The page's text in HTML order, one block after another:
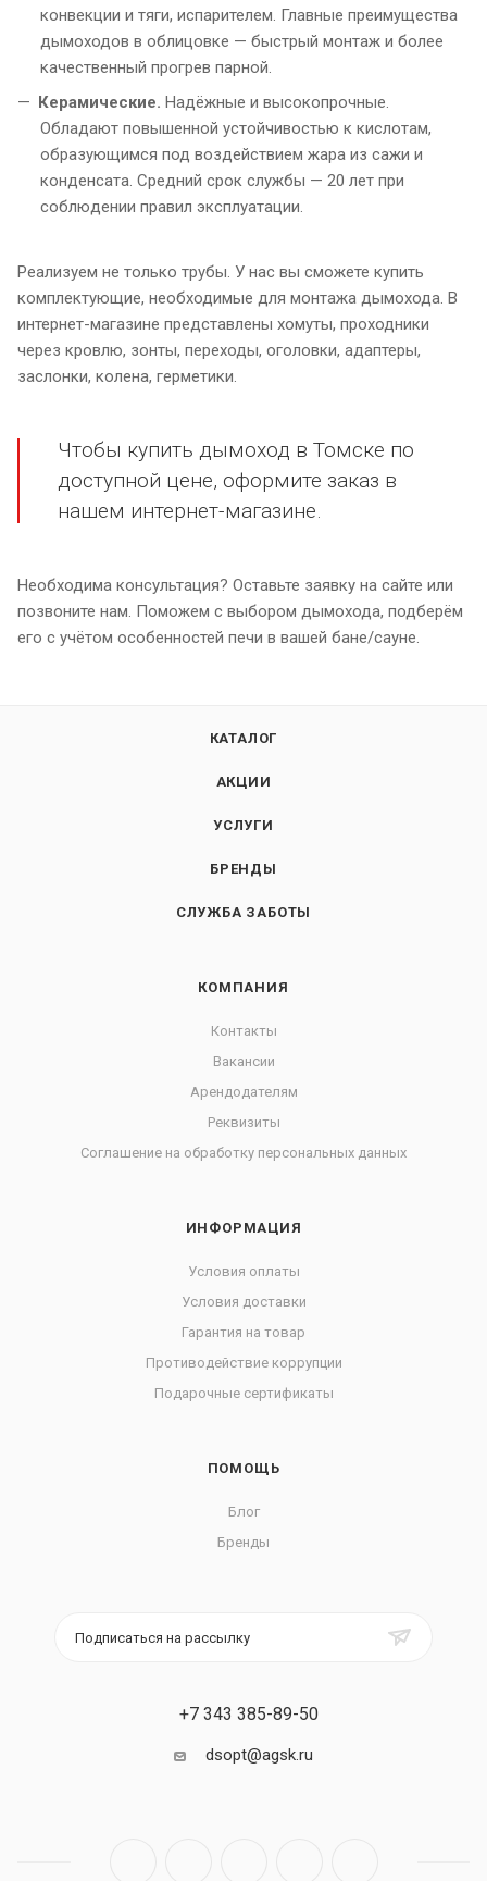
конвекции и тяги, испарителем. Главные преимущества
дымоходов в облицовке — быстрый монтаж и более
качественный прогрев парной.
Керамические. Надёжные и высокопрочные.
Обладают повышенной устойчивостью к кислотам,
образующимся под воздействием жара из сажи и
конденсата. Средний срок службы — 20 лет при
соблюдении правил эксплуатации.
Реализуем не только трубы. У нас вы сможете купить
комплектующие, необходимые для монтажа дымохода. В
интернет-магазине представлены хомуты, проходники
через кровлю, зонты, переходы, оголовки, адаптеры,
заслонки, колена, герметики.
Чтобы купить дымоход в Томске по
доступной цене, оформите заказ в
нашем интернет-магазине.
Необходима консультация? Оставьте заявку на сайте или
позвоните нам. Поможем с выбором дымохода, подберём
его с учётом особенностей печи в вашей бане/сауне.
КАТАЛОГ
АКЦИИ
УСЛУГИ
БРЕНДЫ
СЛУЖБА ЗАБОТЫ
КОМПАНИЯ
Контакты
Вакансии
Арендодателям
Реквизиты
Соглашение на обработку персональных данных
ИНФОРМАЦИЯ
Условия оплаты
Условия доставки
Гарантия на товар
Противодействие коррупции
Подарочные сертификаты
ПОМОЩЬ
Блог
Бренды
Подписаться на рассылку
+7 343 385-89-50
dsopt@agsk.ru